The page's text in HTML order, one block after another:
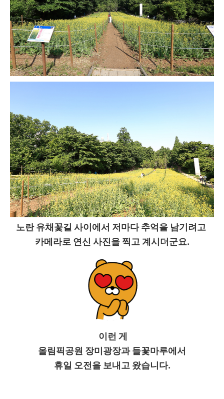
노란 유채꽃길 사이에서 저마다 추억을 남기려고
카메라로 연신 사진을 찍고 계시더군요.
이런 게
올림픽공원 장미광장과 들꽃마루에서
휴일 오전을 보내고 왔습니다.